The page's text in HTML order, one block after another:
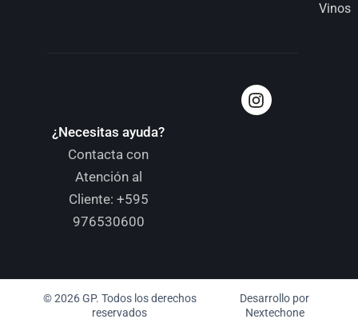
Vinos
¿Necesitas ayuda?
Contacta con
Atención al
Cliente: +595
976530600
© 2026 GP. Todos los derechos
reservados
Desarrollo por
Nextechone